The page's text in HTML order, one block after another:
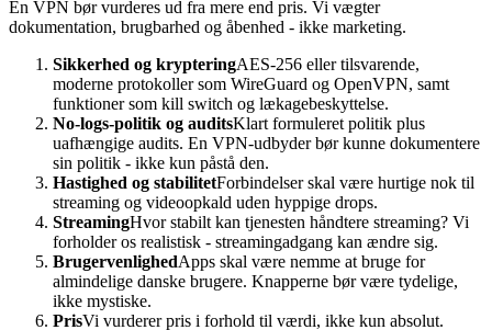
En VPN bør vurderes ud fra mere end pris. Vi vægter
dokumentation, brugbarhed og åbenhed - ikke marketing.
Sikkerhed og krypteringAES-256 eller tilsvarende,
moderne protokoller som WireGuard og OpenVPN, samt
funktioner som kill switch og lækagebeskyttelse.
No-logs-politik og auditsKlart formuleret politik plus
uafhængige audits. En VPN-udbyder bør kunne dokumentere
sin politik - ikke kun påstå den.
Hastighed og stabilitetForbindelser skal være hurtige nok til
streaming og videoopkald uden hyppige drops.
StreamingHvor stabilt kan tjenesten håndtere streaming? Vi
forholder os realistisk - streamingadgang kan ændre sig.
BrugervenlighedApps skal være nemme at bruge for
almindelige danske brugere. Knapperne bør være tydelige,
ikke mystiske.
PrisVi vurderer pris i forhold til værdi, ikke kun absolut.